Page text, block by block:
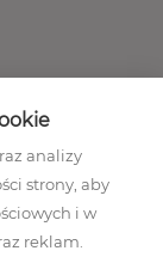
analizy
strony, aby
i w
reklam.